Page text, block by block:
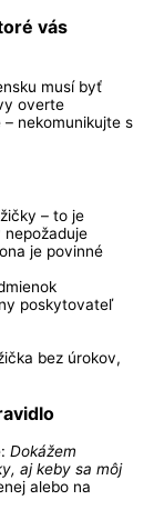
vás
musí byť
overte
– nekomunikujte s
– to je
je povinné
poskytovateľ
bez úrokov,
Dokážem
aj keby sa môj
alebo na